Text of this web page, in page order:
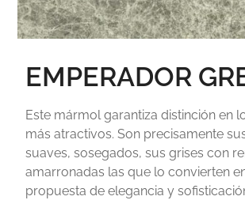
EMPERADOR
Este mármol garantiza distinción en
más atractivos. Son precisamente
suaves, sosegados, sus grises con
amarronadas las que lo convierten
propuesta de elegancia y